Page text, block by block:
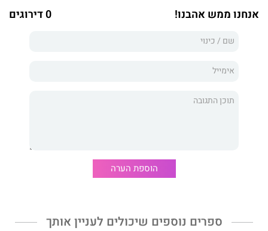
ממנה?
אנחנו ממש אהבנו! 0 דירוגים
הוספת הערה
ספרים נוספים שיכולים לעניין אותך